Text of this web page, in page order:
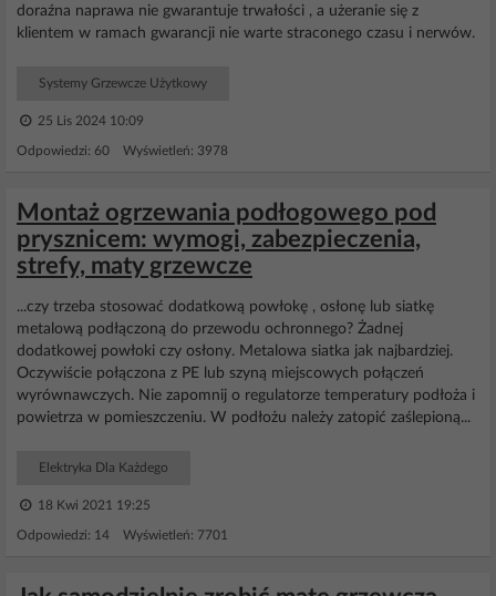
doraźna naprawa nie gwarantuje trwałości , a użeranie się z
klientem w ramach gwarancji nie warte straconego czasu i nerwów.
Systemy Grzewcze Użytkowy
25 Lis 2024 10:09
Odpowiedzi: 60 Wyświetleń: 3978
Montaż ogrzewania podłogowego pod
prysznicem: wymogi, zabezpieczenia,
strefy, maty grzewcze
...czy trzeba stosować dodatkową powłokę , osłonę lub siatkę
metalową podłączoną do przewodu ochronnego? Żadnej
dodatkowej powłoki czy osłony. Metalowa siatka jak najbardziej.
Oczywiście połączona z PE lub szyną miejscowych połączeń
wyrównawczych. Nie zapomnij o regulatorze temperatury podłoża i
powietrza w pomieszczeniu. W podłożu należy zatopić zaślepioną...
Elektryka Dla Każdego
18 Kwi 2021 19:25
Odpowiedzi: 14 Wyświetleń: 7701